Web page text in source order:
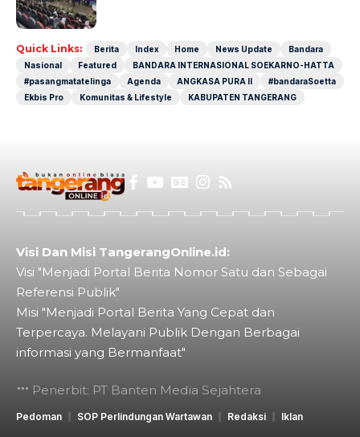
Dunia
Quick Links: Berita Index Home News Update
Bandara
Nasional
Featured
BANDARA INTERNASIONAL SOEKARNO-HATTA
#pasangmatatelinga
Agenda ANGKASA PURA II
#bandaraSoetta
Ekbis Pro
Komunitas & Lifestyle KABUPATEN TANGERANG
Visi Dan Misi TangerangOnline.id:
Visi "Menjadi Portal Berita Nomor Satu dan Sebagai
Referensi Publik"
Misi "Menjadi Portal Berita Yang Cepat dan
Terpercaya. Melayani Publik Dengan Berbagai
informasi yang Bermanfaat"
Penerbit: PT Banten Media Sejahtera
Pedoman SOP Perlindungan Wartawan Redaksi Iklan